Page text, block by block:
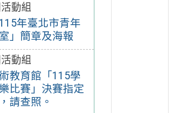
動組
年臺北市青年
」簡章及海報
動組
教育館「115學
比賽」決賽指定
請查照。